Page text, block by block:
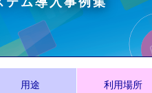
用途 利用場所